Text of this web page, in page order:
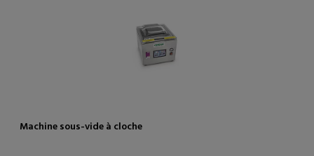
Machine sous-vide à cloche